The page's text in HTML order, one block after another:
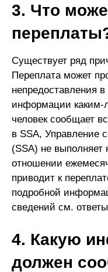
3. Что
Существует ряд
Переплата может
непредоставления
информации каким-
человек сообщает
в SSA, Управление
(SSA) не выполняет
отношении
приводит к
подробной
сведений см.
4. Какую
должен